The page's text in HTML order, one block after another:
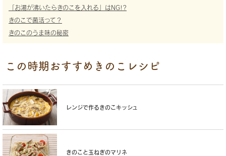
「お湯が沸いたらきのこを入れる」はNG!?
きのこで菌活って？
きのこのうま味の秘密
この時期おすすめきのこレシピ
レンジで作るきのこキッシュ
きのこと玉ねぎのマリネ